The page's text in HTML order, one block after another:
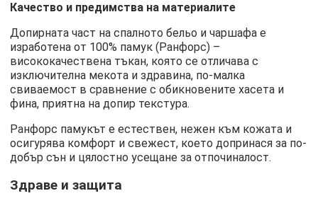
Качество и предимства на материалите
Допирната част на спалното бельо и чаршафа е
изработена от 100% памук (Ранфорс) –
висококачествена тъкан, която се отличава с
изключителна мекота и здравина, по-малка
свиваемост в сравнение с обикновените хасета и
фина, приятна на допир текстура.
Ранфорс памукът е естествен, нежен към кожата и
осигурява комфорт и свежест, което допринася за по-
добър сън и цялостно усещане за отпочиналост.
Здраве и защита